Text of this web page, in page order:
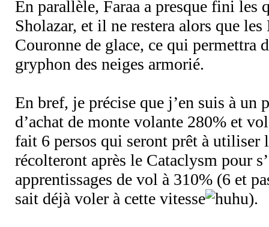
En parallèle, Faraa a presque fini les
Sholazar, et il ne restera alors que
Couronne de glace, ce qui permettra
gryphon des neiges armorié.
En bref, je précise que j’en suis à un
d’achat de monte volante 280% et
fait 6 persos qui seront prêt à utiliser
récolteront après le Cataclysm pour
apprentissages de vol à 310% (6 et
sait déjà voler à cette vitesse
).